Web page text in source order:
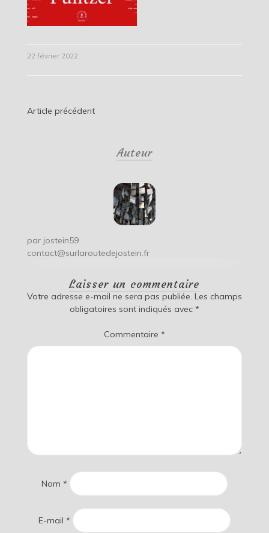
22 février 2022
Navigation
Article précédent
Auteur
par jostein59
contact@surlaroutedejostein.fr
Laisser un commentaire
Votre adresse e-mail ne sera pas publiée. Les champs
obligatoires sont indiqués avec *
Commentaire *
Nom *
E-mail *